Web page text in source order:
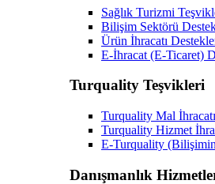
Sağlık Turizmi
Bilişim Sektörü
Ürün İhracatı
E-İhracat (E-Ticaret)
Turquality Teşvikleri
Turquality Mal
Turquality Hizmet
E-Turquality (Bilişimin
Danışmanlık